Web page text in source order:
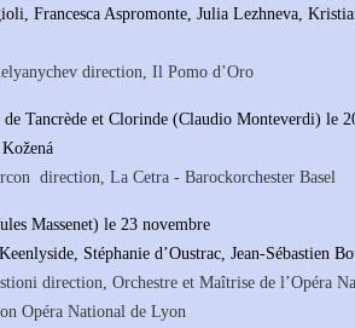
Francesca Aspromonte, Julia Lezhneva,
direction, Il Pomo d’Oro
de Tancrède et Clorinde (Claudio Monteverdi) le
direction, La Cetra - Barockorchester Basel
Massenet) le 23 novembre
Stéphanie d’Oustrac, Jean-Sébastien
direction, Orchestre et Maîtrise de l’Opéra
Opéra National de Lyon